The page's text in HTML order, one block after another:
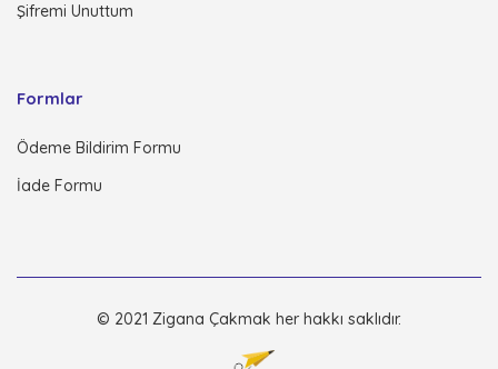
Şifremi Unuttum
Formlar
Ödeme Bildirim Formu
İade Formu
© 2021 Zigana Çakmak her hakkı saklıdır.